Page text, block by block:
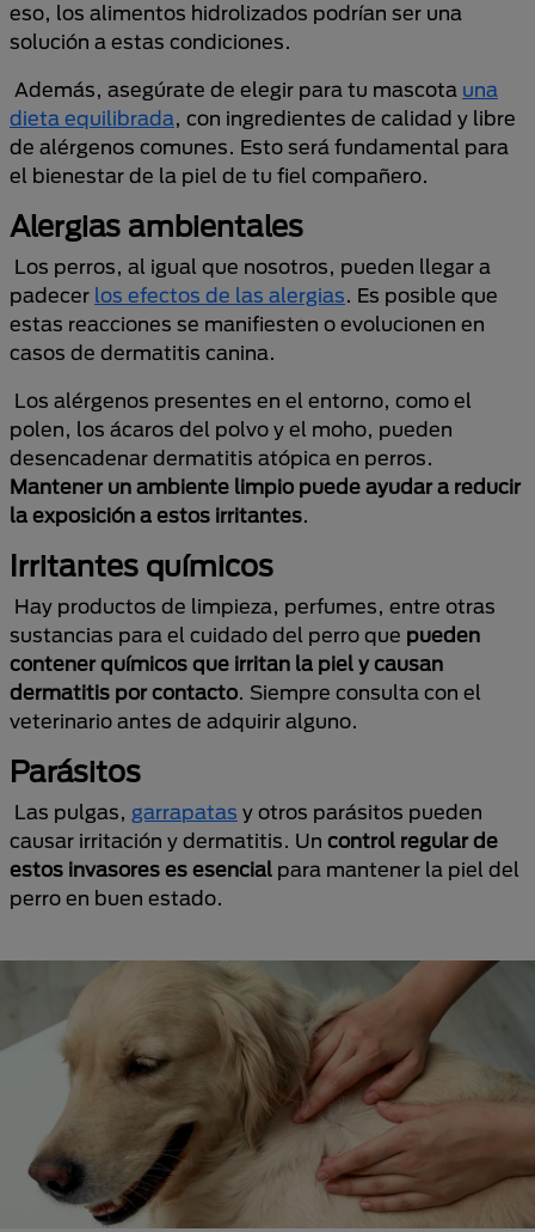
eso, los alimentos hidrolizados podrían ser una
solución a estas condiciones.
Además, asegúrate de elegir para tu mascota una
dieta equilibrada, con ingredientes de calidad y libre
de alérgenos comunes. Esto será fundamental para
el bienestar de la piel de tu fiel compañero.
Alergias ambientales
Los perros, al igual que nosotros, pueden llegar a
padecer los efectos de las alergias. Es posible que
estas reacciones se manifiesten o evolucionen en
casos de dermatitis canina.
Los alérgenos presentes en el entorno, como el
polen, los ácaros del polvo y el moho, pueden
desencadenar dermatitis atópica en perros.
Mantener un ambiente limpio puede ayudar a reducir
la exposición a estos irritantes.
Irritantes químicos
Hay productos de limpieza, perfumes, entre otras
sustancias para el cuidado del perro que pueden
contener químicos que irritan la piel y causan
dermatitis por contacto. Siempre consulta con el
veterinario antes de adquirir alguno.
Parásitos
Las pulgas, garrapatas y otros parásitos pueden
causar irritación y dermatitis. Un control regular de
estos invasores es esencial para mantener la piel del
perro en buen estado.